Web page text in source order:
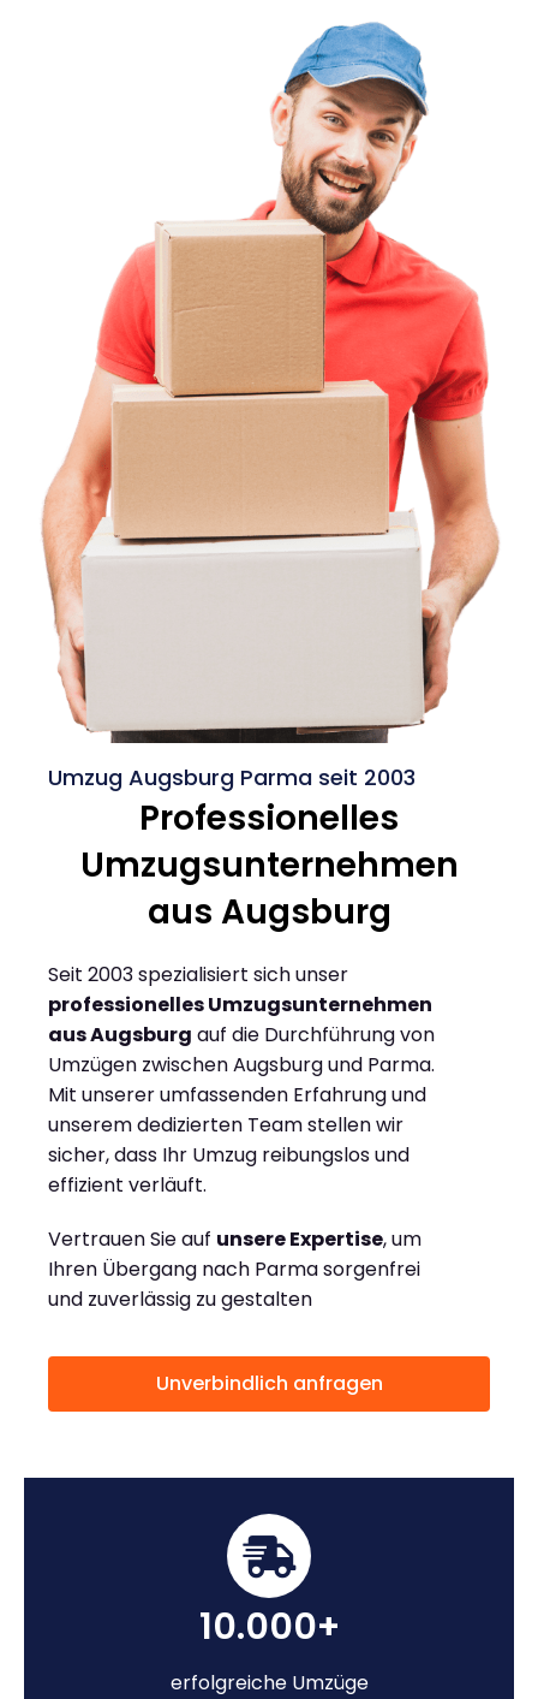
Umzug Augsburg Parma seit 2003
Professionelles
Umzugsunternehmen
aus Augsburg
Seit 2003 spezialisiert sich unser
professionelles Umzugsunternehmen
aus Augsburg auf die Durchführung von
Umzügen zwischen Augsburg und Parma.
Mit unserer umfassenden Erfahrung und
unserem dedizierten Team stellen wir
sicher, dass Ihr Umzug reibungslos und
effizient verläuft.
Vertrauen Sie auf unsere Expertise, um
Ihren Übergang nach Parma sorgenfrei
und zuverlässig zu gestalten
Unverbindlich anfragen
10.000+
erfolgreiche Umzüge